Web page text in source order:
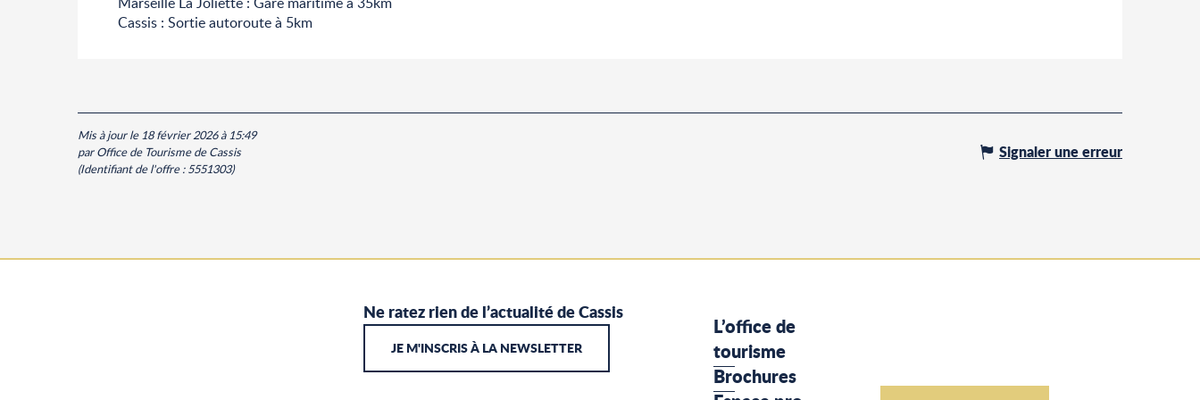
Cassis : Sortie autoroute à 5km
Mis à jour le 18 février 2026 à 15:49
par Office de Tourisme de Cassis
(Identifiant de l'offre :5551303)
Signaler une erreur
Ne ratez rien de l’actualité de Cassis
JE M'INSCRIS À LA NEWSLETTER
L’office de
tourisme
Brochures